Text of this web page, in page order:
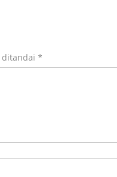
ditandai *